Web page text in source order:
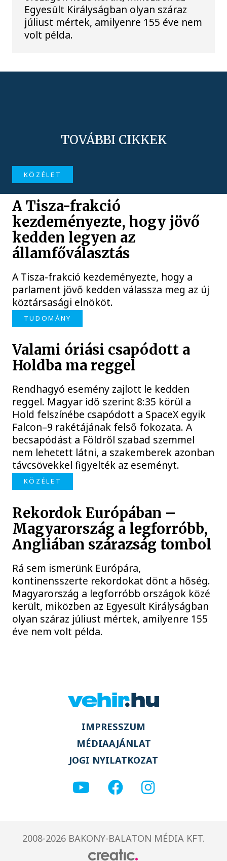
Egyesült Királyságban olyan száraz
júliust mértek, amilyenre 155 éve nem
volt példa.
TOVÁBBI CIKKEK
KÖZÉLET
A Tisza-frakció
kezdeményezte, hogy jövő
kedden legyen az
államfőválasztás
A Tisza-frakció kezdeményezte, hogy a
parlament jövő kedden válassza meg az új
köztársasági elnököt.
TUDOMÁNY
Valami óriási csapódott a
Holdba ma reggel
Rendhagyó esemény zajlott le kedden
reggel. Magyar idő szerint 8:35 körül a
Hold felszínébe csapódott a SpaceX egyik
Falcon–9 rakétájának felső fokozata. A
becsapódást a Földről szabad szemmel
nem lehetett látni, a szakemberek azonban
távcsövekkel figyelték az eseményt.
KÖZÉLET
Rekordok Európában –
Magyarország a legforróbb,
Angliában szárazság tombol
Rá sem ismerünk Európára,
kontinensszerte rekordokat dönt a hőség.
Magyarország a legforróbb országok közé
került, miközben az Egyesült Királyságban
olyan száraz júliust mértek, amilyenre 155
éve nem volt példa.
IMPRESSZUM
MÉDIAAJÁNLAT
JOGI NYILATKOZAT
2008-2026 BAKONY-BALATON MÉDIA KFT.